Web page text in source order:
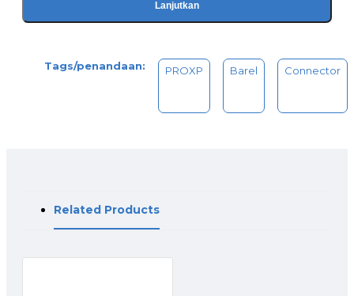
Lanjutkan
Tags/penandaan: PROXP Barel Connector
Related Products